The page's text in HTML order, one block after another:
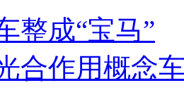
整成“宝马”
合作用概念